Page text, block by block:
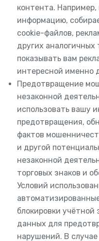
контента.
информацию,
cookie-файлов,
других аналогичных
показывать вам
интересной именно
Предотвращение
незаконной
использовать вашу
предотвращения,
фактов
и другой
незаконной
торговых знаков и
Условий
блокировки учётной
данных для
нарушений. В